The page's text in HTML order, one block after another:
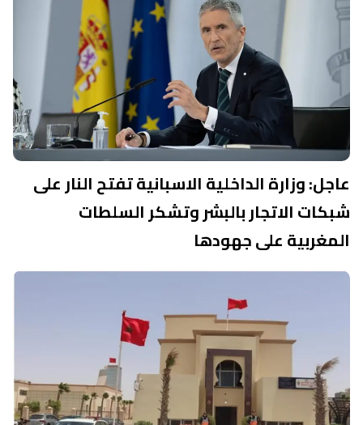
عاجل: وزارة الداخلية الاسبانية تفتح النار على
شبكات الاتجار بالبشر وتشكر السلطات
المغربية على جهودها